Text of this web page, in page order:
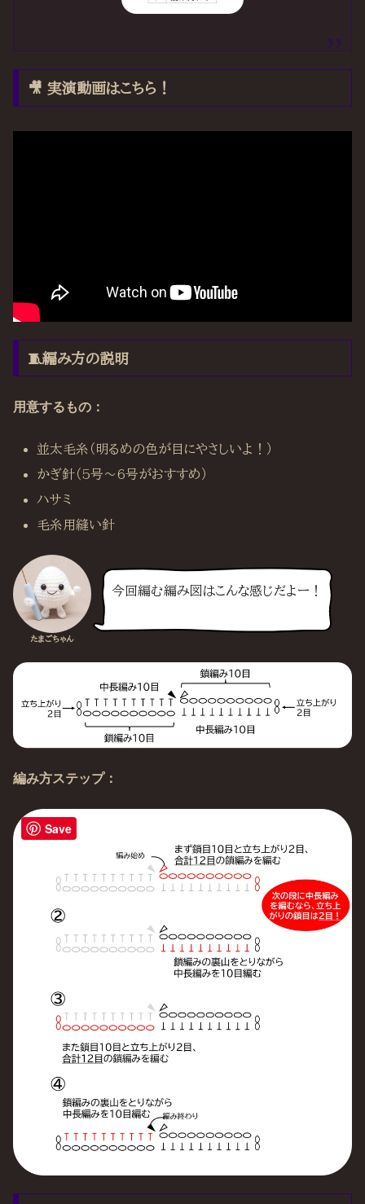
🎥 実演動画はこちら！
🧵編み方の説明
用意するもの：
並太毛糸（明るめの色が目にやさしいよ！）
かぎ針（5号〜6号がおすすめ）
ハサミ
毛糸用縫い針
たまごちゃん
今回編む編み図はこんな感じだよー！
編み方ステップ：
Save